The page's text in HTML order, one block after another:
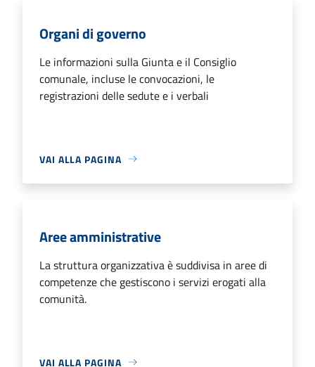
Organi di governo
Le informazioni sulla Giunta e il Consiglio
comunale, incluse le convocazioni, le
registrazioni delle sedute e i verbali
VAI ALLA PAGINA
Aree amministrative
La struttura organizzativa è suddivisa in aree di
competenze che gestiscono i servizi erogati alla
comunità.
VAI ALLA PAGINA